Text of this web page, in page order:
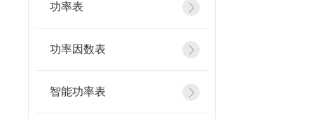
功率表
功率因数表
智能功率表